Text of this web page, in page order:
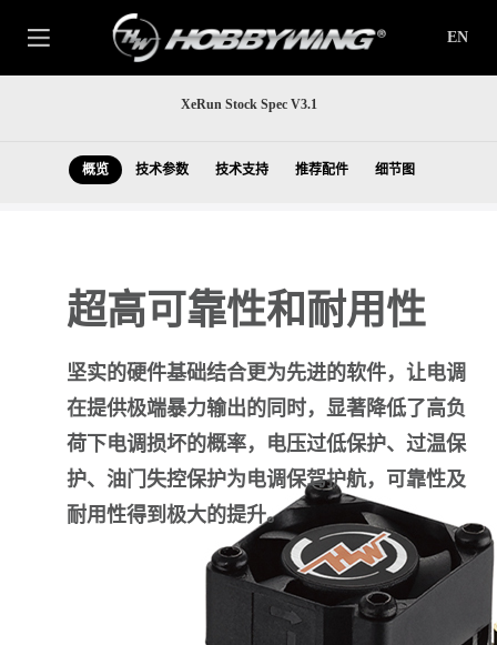
EN
XeRun Stock Spec V3.1
概览 技术参数 技术支持 推荐配件 细节图
超高可靠性和耐用性
坚实的硬件基础结合更为先进的软件，让电调
在提供极端暴力输出的同时，显著降低了高负
荷下电调损坏的概率，电压过低保护、过温保
护、油门失控保护为电调保驾护航，可靠性及
耐用性得到极大的提升。